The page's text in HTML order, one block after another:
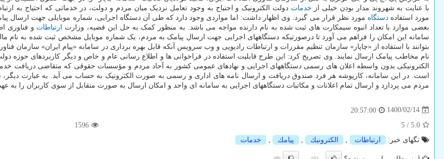
با عنایت به شهروند مدار بودن خیلی از خدمات دولت الکترونیک و احتیاج به وجود تعامل نزدیک میان مردم و دولت، در خدماتی که احتیاج به
مورد استفادهدستگاه مورد نظر قرار می گیرد. وی اظهار داشت: اما مواردی وجود دارد که طی آن دستگاه اجرایی، شماره موبایلی جهت ارسال
بعضی موارد با تعداد انبوه سیمکارت های ثبت شده به نام دارنده مواجه می باشد. به منظور کمک به حل این قضیه، وزارت
ارتباطات و فناوری
سامانه این امکان را فراهم می آورد تا درصورتیکه دستگاههای اجرایی جهت ارسال پیامک به مردم، یک شماره موبایل مشخص ثبت شده به نام
بتوانند با استفاده از «چاپار» سازمان تنظیم مقررات و ارتباطات رادیویی و وب سرویس آنکه قابل بهره برداری در سامانه «پیام ایران»
نام مخاطب پیامک ارسال نمایند. وی تصریح کرد: این طرح قابلیت استفاده در فراخوانی ها و اطلاع رسانی عام و خاص و دیگر کاربردهای حوزه
الکترونیکی بدون واسطه اعلان های رسمی دستگاههای اجرایی و نهادهای عمومی کشور به آحاد مردم و مؤسسات حقوقی که متقاضی دریافت
است. در این سامانه، کارپوشه هر فرد صندوق دریافت و ارسال نامه های اداری و رسمی به صورت الکترونیک به حساب می آید. به عبارت دیگر،
مردم می پردازد و ارسال تمام اعلانات و مکاتبات دستگاههای اجرایی به سامانه ای واحد و امکان ارسال به صورت متقابل از سوی کاربران را به
1400/02/14
20:57:00
5.0
/
5
1596
تگهای خبر:
ارتباطات , الكترونیك , پیامك , خدمات